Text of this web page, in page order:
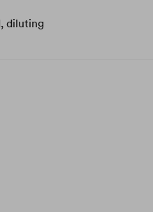
diluting